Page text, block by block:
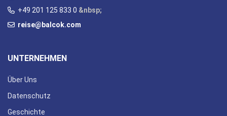
+49 201 125 833 0 &nbsp;
reise@balcok.com
UNTERNEHMEN
Über Uns
Datenschutz
Geschichte